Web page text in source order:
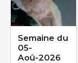
Semaine du
05-
Aoû-2026